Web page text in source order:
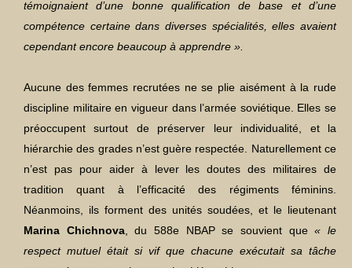
témoignaient d’une bonne qualification de base et d’une
compétence certaine dans diverses spécialités, elles avaient
cependant encore beaucoup à apprendre ».
Aucune des femmes recrutées ne se plie aisément à la rude
discipline militaire en vigueur dans l’armée soviétique. Elles se
préoccupent surtout de préserver leur individualité, et la
hiérarchie des grades n’est guère respectée. Naturellement ce
n’est pas pour aider à lever les doutes des militaires de
tradition quant à l’efficacité des régiments féminins.
Néanmoins, ils forment des unités soudées, et le lieutenant
Marina Chichnova, du 588e NBAP se souvient que« le
respect mutuel était si vif que chacune exécutait sa tâche